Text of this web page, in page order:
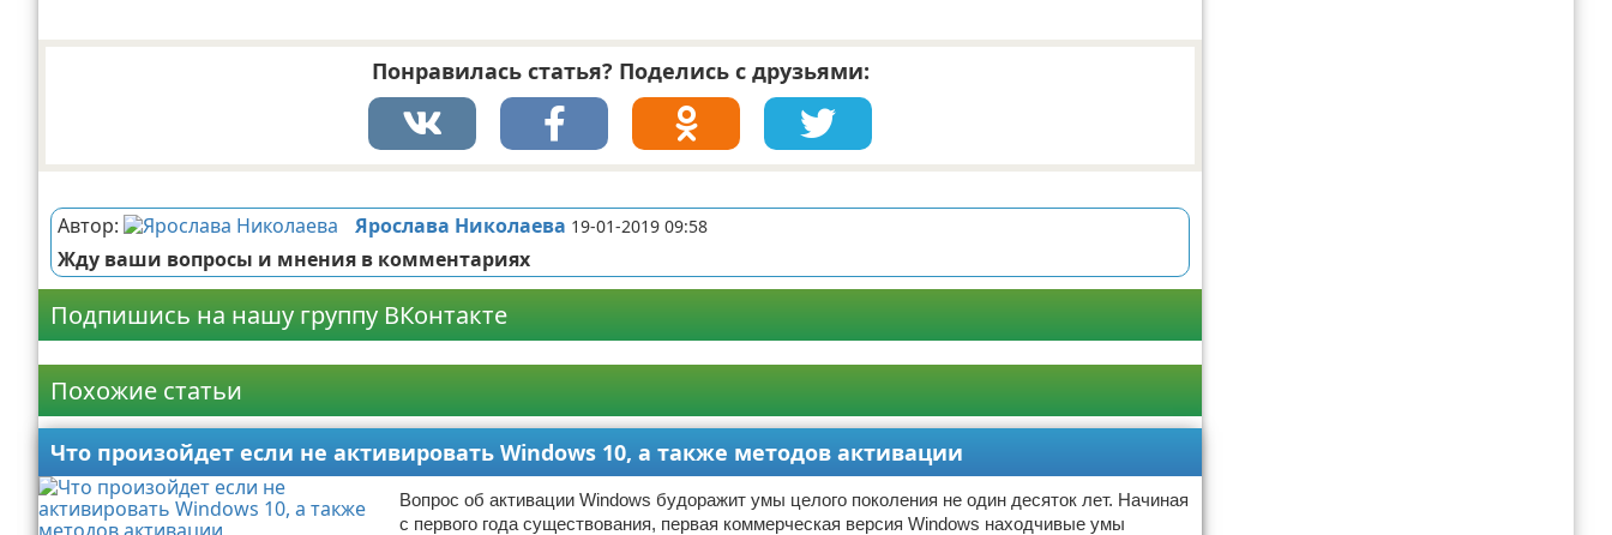
Понравилась статья? Поделись с друзьями:
Автор: Ярослава Николаева 19-01-2019 09:58
Жду ваши вопросы и мнения в комментариях
Подпишись на нашу группу ВКонтакте
Похожие статьи
Что произойдет если не активировать Windows 10, а также методов активации
Вопрос об активации Windows будоражит умы целого поколения не один десяток лет. Начиная
с первого года существования, первая коммерческая версия Windows находчивые умы